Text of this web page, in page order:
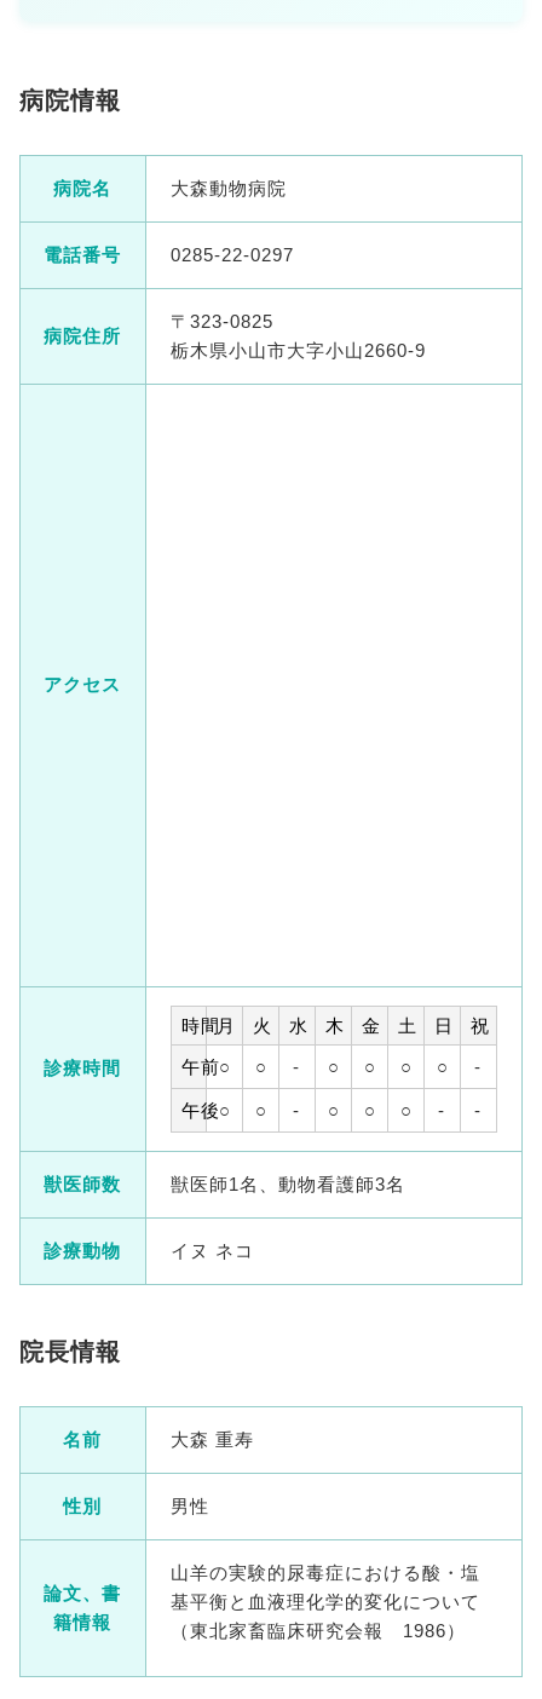
病院情報
病院名 大森動物病院
電話番号 0285-22-0297
病院住所
〒323-0825
栃木県小山市大字小山2660-9
アクセス
診療時間
時間月 火 水 木 金 土 日
祝
午前○ ○ - ○ ○ ○ ○ -
午後○ ○ - ○ ○ ○ - -
獣医師数 獣医師1名、動物看護師3名
診療動物 イヌ ネコ
院長情報
名前 大森 重寿
性別 男性
論文、書
籍情報
山羊の実験的尿毒症における酸・塩
基平衡と血液理化学的変化について
（東北家畜臨床研究会報 1986）